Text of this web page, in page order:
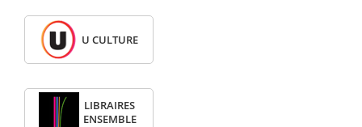
U CULTURE
LIBRAIRES
ENSEMBLE